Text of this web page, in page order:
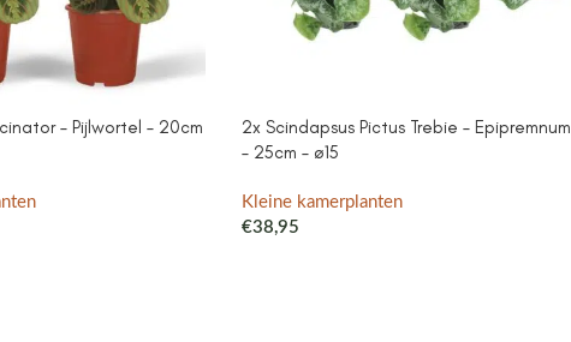
– Pijlwortel – 20cm
2x Scindapsus Pictus Trebie – Epipremnum
– 25cm – ø15
Kleine kamerplanten
€38,95